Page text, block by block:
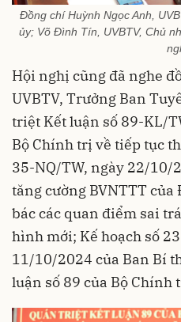
Đồng chí Huỳnh Ngọc Anh,
ủy; Võ Đình Tín, UVBTV, Chủ
Hội nghị cũng đã nghe
UVBTV, Trưởng Ban
triệt Kết luận số 89-KL/
Bộ Chính trị về tiếp tục
35-NQ/TW, ngày 22/10/
tăng cường BVNTTT
bác các quan điểm sai
hình mới; Kế hoạch số
11/10/2024 của Ban Bí
luận số 89 của Bộ Chính